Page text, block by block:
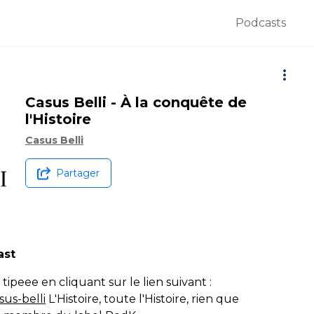
Podcasts
Casus Belli - À la conquête de
l'Histoire
Casus Belli
Partager
en cliquant sur le lien suivant :
belli L'Histoire, toute l'Histoire, rien que